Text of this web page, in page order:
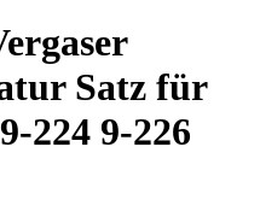
Satz für
224 9-226